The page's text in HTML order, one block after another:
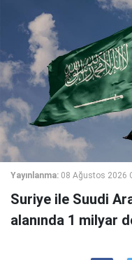
Yayınlanma: 08 Ağustos 2026
Suriye ile Suudi
alanında 1 milyar